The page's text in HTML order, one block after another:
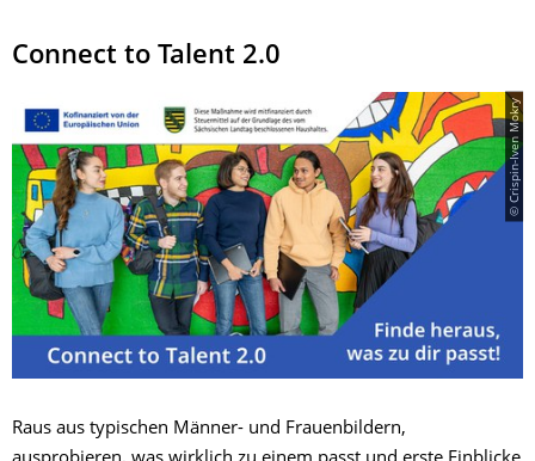
Connect to Talent 2.0
© Crispin-Iven Mokry
Raus aus typischen Männer- und Frauenbildern,